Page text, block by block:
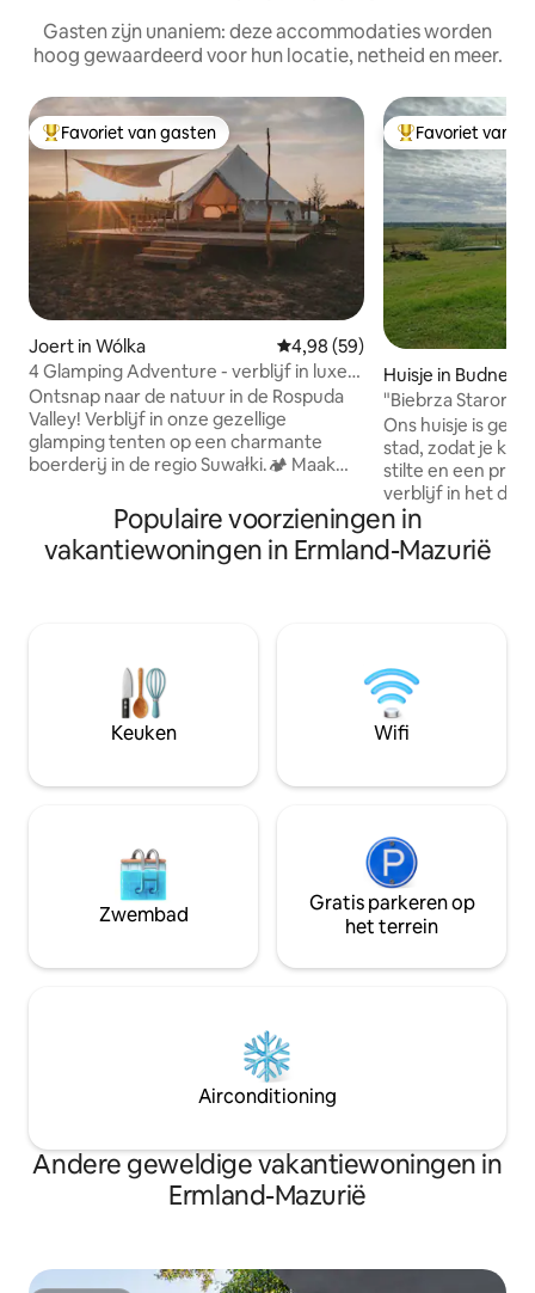
Gasten zijn unaniem: deze accommodaties worden
hoog gewaardeerd voor hun locatie, netheid en meer.
Topfavoriet van gasten
Favoriet van gasten
Joert in Wólka Gemiddelde beoordeling van
4,98 (59)
4 Glamping Adventure - verblijf in luxe
bungalowtent
Ontsnap naar de natuur in de Rospuda
Valley! Verblijf in onze gezellige
glamping tenten op een charmante
boerderij in de regio Suwałki.🏕️ Maak
Dierenvriendelijke konijnen, eenden,
kippen (geniet van verse eieren), pony's,
kalveren, vijver gevuld met vis en
matras. Extra activiteiten zijn onder
andere: 🍀paddleboarden 🍀kajakken 🍀
roeien 🍀vissen Boek nu voor een
onvergetelijk glampingavontuur!
Topfavoriet van
Favoriet van
Huisje in Budne
"Biebrza
Ons huisje is
stad, zodat je
stilte en een
verblijf in het
perfecte
van de stad. Het
centrum van
huisje, een vrij
vuurplaats en
Houtgestookte 🔥sauna
250 PLN - 3 uur
Populaire voorzieningen in
vakantiewoningen in Ermland-Mazurië
Keuken Wifi
Zwembad
Gratis parkeren op
het terrein
Airconditioning
Andere geweldige vakantiewoningen in
Ermland-Mazurië